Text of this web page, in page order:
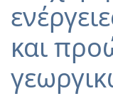
και